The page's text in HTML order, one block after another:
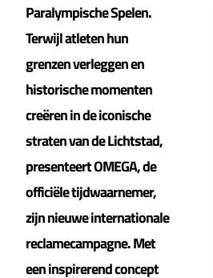
Paralympische Spelen.
Terwijl atleten hun
grenzen verleggen en
historische momenten
creëren in de iconische
straten van de Lichtstad,
presenteert OMEGA, de
officiële tijdwaarnemer,
zijn nieuwe internationale
reclamecampagne. Met
een inspirerend concept